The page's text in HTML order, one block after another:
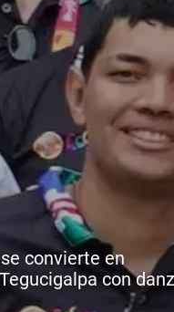
convierte en
con